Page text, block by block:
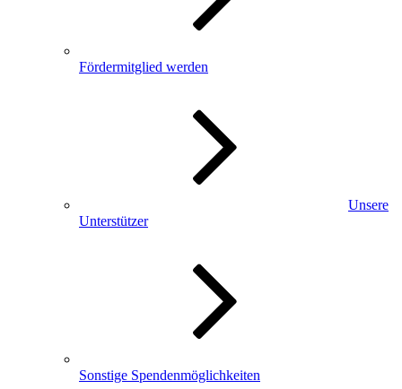
Fördermitglied werden
Unsere
Unterstützer
Sonstige Spendenmöglichkeiten